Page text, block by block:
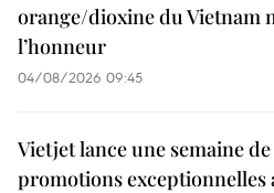
orange/dioxine du Vietnam
l’honneur
04/08/2026 09:45
Vietjet lance une semaine de
promotions exceptionnelles